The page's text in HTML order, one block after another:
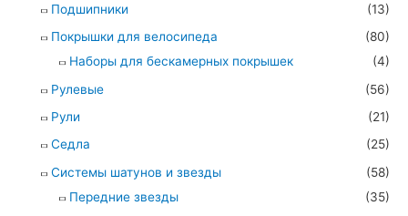
Подшипники
(13)
Покрышки для велосипеда
(80)
Наборы для бескамерных покрышек
(4)
Рулевые
(56)
Рули
(21)
Седла
(25)
Системы шатунов и звезды
(58)
Передние звезды
(35)